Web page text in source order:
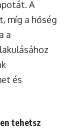
A
míg a hőség
a
és
tehetsz